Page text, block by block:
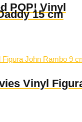
POP! Vinyl
15 cm
Vinyl